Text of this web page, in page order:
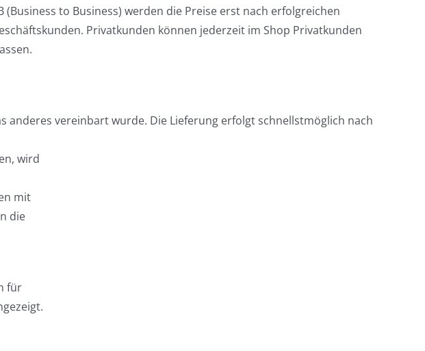
to Business) werden die Preise erst nach erfolgreichen
Privatkunden können jederzeit im Shop Privatkunden
vereinbart wurde. Die Lieferung erfolgt schnellstmöglich nach
wird
mit
die
für